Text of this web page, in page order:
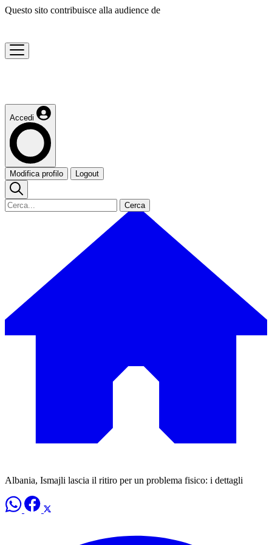
Questo sito contribuisce alla audience de
Accedi
Modifica profilo Logout
Cerca
Albania, Ismajli lascia il ritiro per un problema fisico: i dettagli